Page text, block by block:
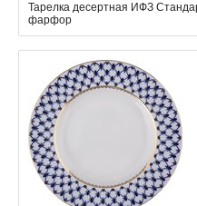
Тарелка десертная ИФЗ
фарфор